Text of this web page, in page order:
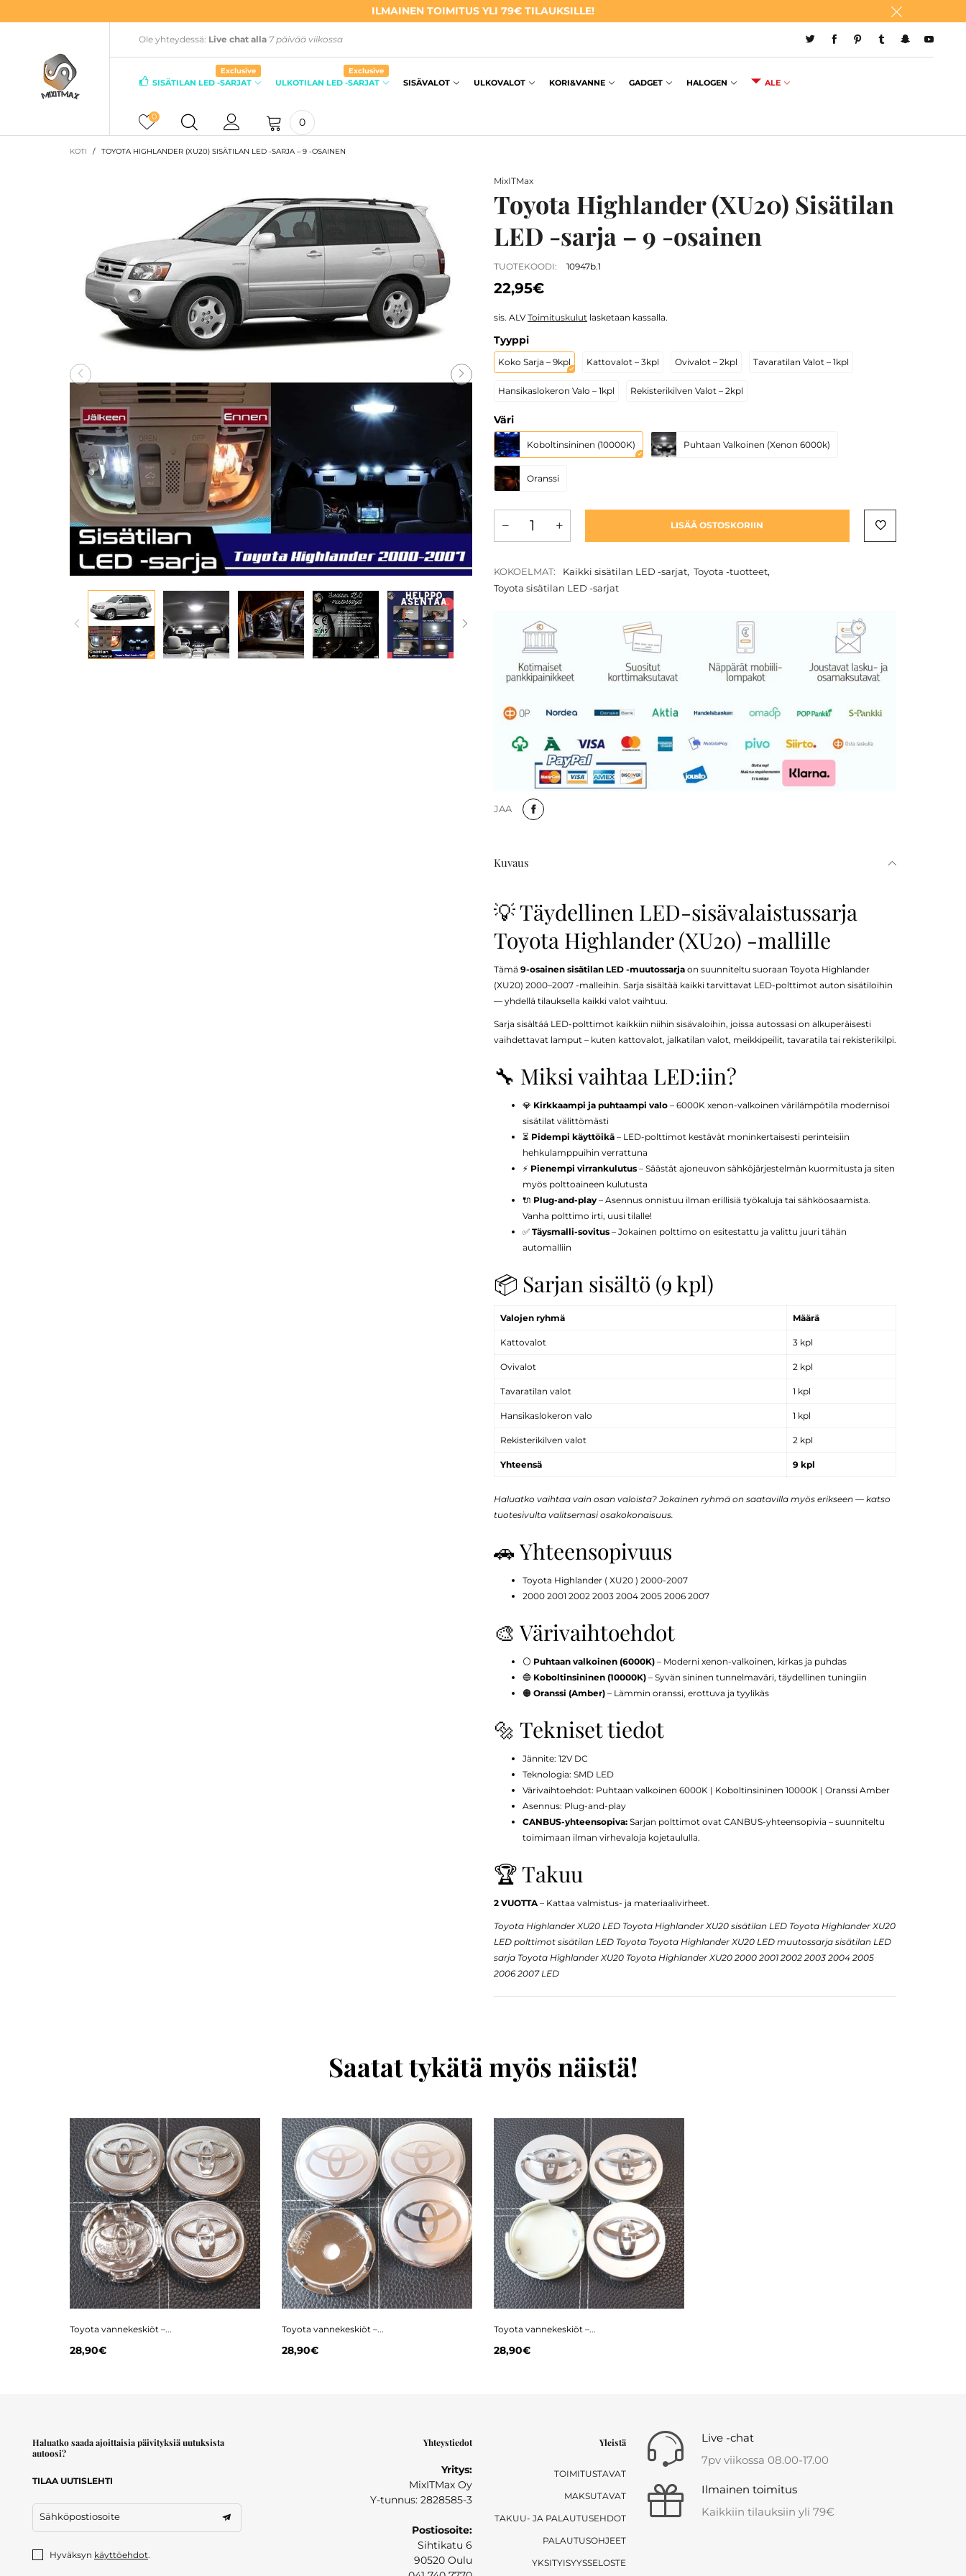
ILMAINEN TOIMITUS YLI 79€ TILAUKSILLE!
Ole yhteydessä: Live chat alla 7 päivää viikossa
SISÄTILAN LED -SARJAT
Exclusive
ULKOTILAN LED -SARJAT
Exclusive
SISÄVALOT ULKOVALOT KORI&VANNE GADGET HALOGEN ALE
0 0
KOTI / TOYOTA HIGHLANDER (XU20) SISÄTILAN LED -SARJA – 9 -OSAINEN
MixITMax
Toyota Highlander (XU20) Sisätilan
LED -sarja – 9 -osainen
TUOTEKOODI: 10947b.1
22,95€
sis. ALVToimituskulut lasketaan kassalla.
Tyyppi
Koko Sarja – 9kpl Kattovalot – 3kpl Ovivalot – 2kpl Tavaratilan Valot – 1kpl
Hansikaslokeron Valo – 1kpl Rekisterikilven Valot – 2kpl
Väri
Koboltinsininen (10000K) Puhtaan Valkoinen (Xenon 6000k)
Oranssi
LISÄÄ OSTOSKORIIN
KOKOELMAT: Kaikki sisätilan LED -sarjat, Toyota -tuotteet,
Toyota sisätilan LED -sarjat
JAA
Kuvaus
💡 Täydellinen LED-sisävalaistussarja
Toyota Highlander (XU20) -mallille
Tämä 9-osainen sisätilan LED -muutossarja on suunniteltu suoraan Toyota Highlander
(XU20) 2000–2007 -malleihin. Sarja sisältää kaikki tarvittavat LED-polttimot auton sisätiloihin
— yhdellä tilauksella kaikki valot vaihtuu.
Sarja sisältää LED-polttimot kaikkiin niihin sisävaloihin, joissa autossasi on alkuperäisesti
vaihdettavat lamput – kuten kattovalot, jalkatilan valot, meikkipeilit, tavaratila tai rekisterikilpi.
🔧 Miksi vaihtaa LED:iin?
💎 Kirkkaampi ja puhtaampi valo – 6000K xenon-valkoinen värilämpötila modernisoi
sisätilat välittömästi
⏳ Pidempi käyttöikä – LED-polttimot kestävät moninkertaisesti perinteisiin
hehkulamppuihin verrattuna
⚡ Pienempi virrankulutus – Säästät ajoneuvon sähköjärjestelmän kuormitusta ja siten
myös polttoaineen kulutusta
🔌 Plug-and-play – Asennus onnistuu ilman erillisiä työkaluja tai sähköosaamista.
Vanha polttimo irti, uusi tilalle!
✅ Täysmalli-sovitus – Jokainen polttimo on esitestattu ja valittu juuri tähän
automalliin
📦 Sarjan sisältö (9 kpl)
Valojen ryhmä Määrä
Kattovalot 3 kpl
Ovivalot 2 kpl
Tavaratilan valot 1 kpl
Hansikaslokeron valo 1 kpl
Rekisterikilven valot 2 kpl
Yhteensä 9 kpl
Haluatko vaihtaa vain osan valoista? Jokainen ryhmä on saatavilla myös erikseen — katso
tuotesivulta valitsemasi osakokonaisuus.
🚗 Yhteensopivuus
Toyota Highlander ( XU20 ) 2000-2007
2000 2001 2002 2003 2004 2005 2006 2007
🎨 Värivaihtoehdot
⚪ Puhtaan valkoinen (6000K) – Moderni xenon-valkoinen, kirkas ja puhdas
🔵 Koboltinsininen (10000K) – Syvän sininen tunnelmaväri, täydellinen tuningiin
🟠 Oranssi (Amber) – Lämmin oranssi, erottuva ja tyylikäs
🔩 Tekniset tiedot
Jännite: 12V DC
Teknologia: SMD LED
Värivaihtoehdot: Puhtaan valkoinen 6000K | Koboltinsininen 10000K | Oranssi Amber
Asennus: Plug-and-play
CANBUS-yhteensopiva: Sarjan polttimot ovat CANBUS-yhteensopivia – suunniteltu
toimimaan ilman virhevaloja kojetaululla.
🏆 Takuu
2 VUOTTA– Kattaa valmistus- ja materiaalivirheet.
Toyota Highlander XU20 LED Toyota Highlander XU20 sisätilan LED Toyota Highlander XU20
LED polttimot sisätilan LED Toyota Toyota Highlander XU20 LED muutossarja sisätilan LED
sarja Toyota Highlander XU20 Toyota Highlander XU20 2000 2001 2002 2003 2004 2005
2006 2007 LED
Saatat tykätä myös näistä!
Toyota vannekeskiöt –...
28,90€
Toyota vannekeskiöt –...
28,90€
Toyota vannekeskiöt –...
28,90€
Haluatko saada ajoittaisia päivityksiä uutuksista
autoosi?
TILAA UUTISLEHTI
Sähköpostiosoite
Hyväksyn käyttöehdot.
Yhteystiedot
Yritys:
MixITMax Oy
Y-tunnus: 2828585-3
Postiosoite:
Sihtikatu 6
90520 Oulu
Yleistä
TOIMITUSTAVAT
MAKSUTAVAT
TAKUU- JA PALAUTUSEHDOT
PALAUTUSOHJEET
YKSITYISYYSSELOSTE
Live -chat
7pv viikossa 08.00-17.00
Ilmainen toimitus
Kaikkiin tilauksiin yli 79€